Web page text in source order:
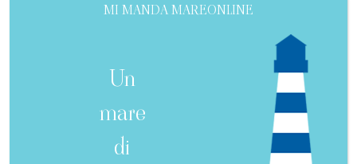
MI MANDA MAREONLINE
Un
mare
di